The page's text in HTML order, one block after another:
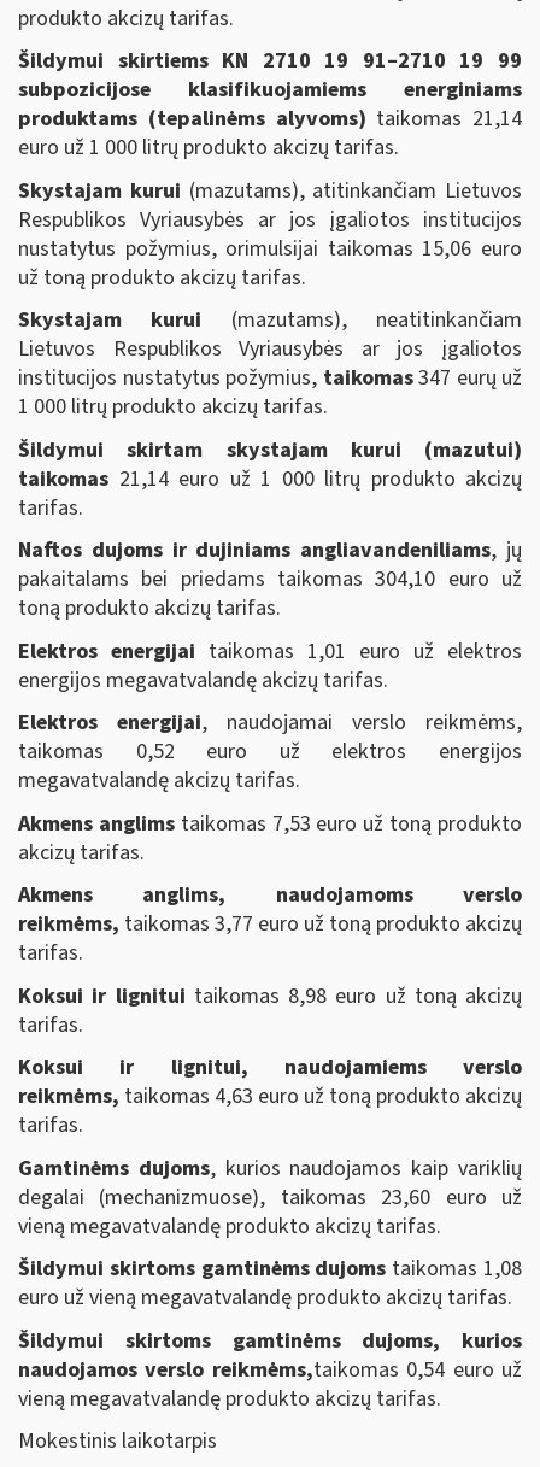
produkto akcizų tarifas.
Šildymui skirtiems KN 2710 19 91–2710 19 99
subpozicijose klasifikuojamiems energiniams
produktams (tepalinėms alyvoms) taikomas 21,14
euro už 1 000 litrų produkto akcizų tarifas.
Skystajam kurui (mazutams), atitinkančiam Lietuvos
Respublikos Vyriausybės ar jos įgaliotos institucijos
nustatytus požymius, orimulsijai taikomas 15,06 euro
už toną produkto akcizų tarifas.
Skystajam kurui (mazutams), neatitinkančiam
Lietuvos Respublikos Vyriausybės ar jos įgaliotos
institucijos nustatytus požymius, taikomas347 eurų už
1 000 litrų produkto akcizų tarifas.
Šildymui skirtam
skystajam kurui (mazutui)
taikomas 21,14 euro už 1 000 litrų produkto akcizų
tarifas.
Naftos dujoms ir dujiniams angliavandeniliams, jų
pakaitalams bei priedams taikomas 304,10 euro už
toną produkto akcizų tarifas.
Elektros energijai taikomas 1,01 euro už elektros
energijos megavatvalandę akcizų tarifas.
Elektros energijai, naudojamai verslo reikmėms,
taikomas 0,52 euro už elektros energijos
megavatvalandę akcizų tarifas.
Akmens anglimstaikomas 7,53 euro už toną produkto
akcizų tarifas.
Akmens anglims, naudojamoms verslo
reikmėms, taikomas 3,77 euro už toną produkto akcizų
tarifas.
Koksui ir lignitui taikomas 8,98 euro už toną akcizų
tarifas.
Koksui ir lignitui, naudojamiems verslo
reikmėms, taikomas 4,63 euro už toną produkto akcizų
tarifas.
Gamtinėms dujoms, kurios naudojamos kaip variklių
degalai (mechanizmuose), taikomas 23,60 euro už
vieną megavatvalandę produkto akcizų tarifas.
Šildymui skirtoms gamtinėms dujoms taikomas 1,08
euro už vieną megavatvalandę produkto akcizų tarifas.
Šildymui skirtoms gamtinėms dujoms, kurios
naudojamos verslo reikmėms,taikomas 0,54 euro už
vieną megavatvalandę produkto akcizų tarifas.
Mokestinis laikotarpis